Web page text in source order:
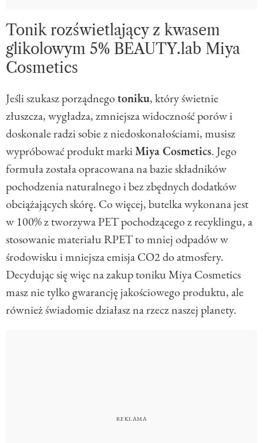
Tonik rozświetlający z kwasem
glikolowym 5% BEAUTY.lab Miya
Cosmetics
Jeśli szukasz porządnegotoniku, który świetnie
złuszcza, wygładza, zmniejsza widoczność porów i
doskonale radzi sobie z niedoskonałościami, musisz
wypróbować produkt markiMiya Cosmetics. Jego
formuła została opracowana na bazie składników
pochodzenia naturalnego i bez zbędnych dodatków
obciążających skórę. Co więcej, butelka wykonana jest
w 100% z tworzywa PET pochodzącego z recyklingu, a
stosowanie materiału RPET to mniej odpadów w
środowisku i mniejsza emisja CO2 do atmosfery.
Decydując się więc na zakup toniku Miya Cosmetics
masz nie tylko gwarancję jakościowego produktu, ale
również świadomie działasz na rzecz naszej planety.